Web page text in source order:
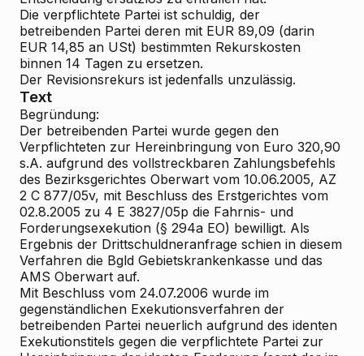
Die verpflichtete Partei ist schuldig, der
betreibenden Partei deren mit EUR 89,09 (darin
EUR 14,85 an USt) bestimmten Rekurskosten
binnen 14 Tagen zu ersetzen.
Der Revisionsrekurs ist jedenfalls unzulässig.
Text
Begründung:
Der betreibenden Partei wurde gegen den
Verpflichteten zur Hereinbringung von Euro 320,90
s.A. aufgrund des vollstreckbaren Zahlungsbefehls
des Bezirksgerichtes Oberwart vom 10.06.2005, AZ
2 C 877/05v, mit Beschluss des Erstgerichtes vom
02.8.2005 zu 4 E 3827/05p die Fahrnis- und
Forderungsexekution (§ 294a EO) bewilligt. Als
Ergebnis der Drittschuldneranfrage schien in diesem
Verfahren die Bgld Gebietskrankenkasse und das
AMS Oberwart auf.
Mit Beschluss vom 24.07.2006 wurde im
gegenständlichen Exekutionsverfahren der
betreibenden Partei neuerlich aufgrund des identen
Exekutionstitels gegen die verpflichtete Partei zur